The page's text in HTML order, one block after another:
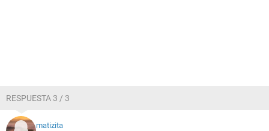
RESPUESTA 3 / 3
matizita